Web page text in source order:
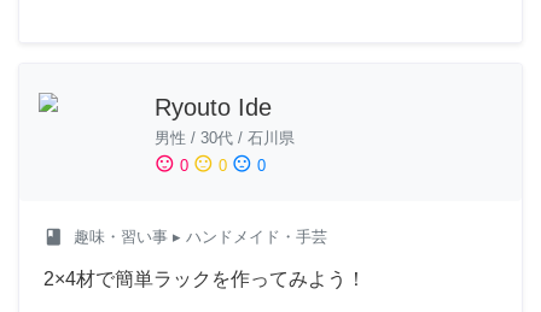
Ryouto Ide
男性 / 30代 / 石川県
sentiment_satisfied 0 sentiment_neutral 0 sentiment_dissatisfied 0
class 趣味・習い事 ▸ ハンドメイド・手芸
2×4材で簡単ラックを作ってみよう！